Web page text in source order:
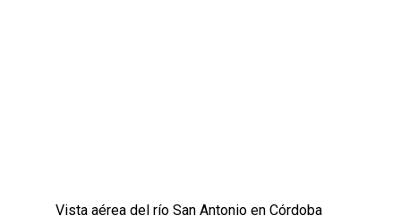
Vista aérea del río San Antonio en Córdoba